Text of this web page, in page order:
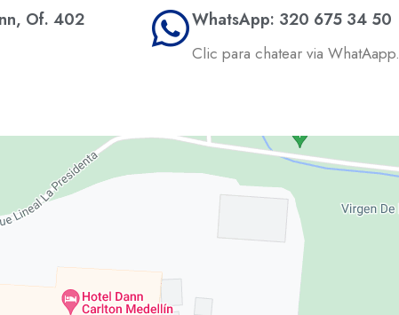
Of. 402
WhatsApp: 320 675 34 50
Clic para chatear via WhatAapp.